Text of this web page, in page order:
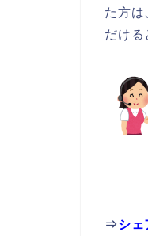
た方
だける
⇒シ